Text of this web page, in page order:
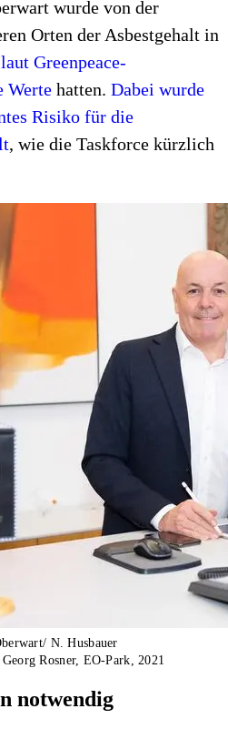
wurde von der
Orten der Asbestgehalt in
Greenpeace-
Werte hatten. Dabei wurde
Risiko für die
, wie die Taskforce kürzlich
N. Husbauer
Rosner, EO-Park, 2021
notwendig